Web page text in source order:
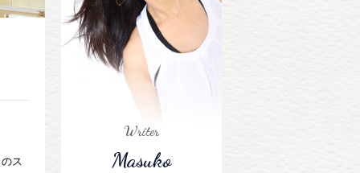
ス
Writer
Masuko